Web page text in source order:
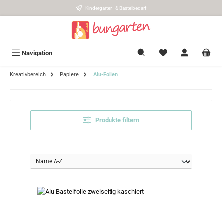
Kindergarten- & Bastelbedarf
Navigation
Kreativbereich Papiere Alu-Folien
Produkte filtern